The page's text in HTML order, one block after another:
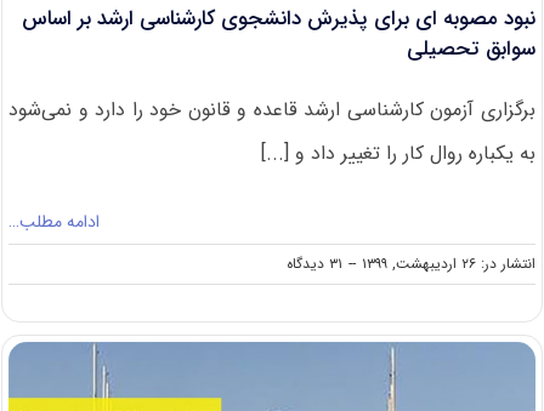
نبود مصوبه ای برای پذیرش دانشجوی کارشناسی ارشد بر اساس
سوابق تحصیلی
برگزاری آزمون کارشناسی ارشد قاعده و قانون خود را دارد و نمی‌شود
به یکباره روال کار را تغییر داد و [...]
ادامه مطلب…
انتشار در: ۲۶ اردیبهشت, ۱۳۹۹ -- ۳۱ دیدگاه
on
نبود
ای